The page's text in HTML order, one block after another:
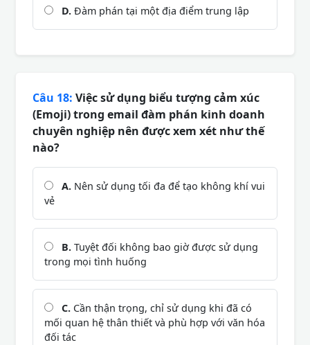
D. Đàm phán tại một địa điểm trung lập
Câu 18: Việc sử dụng biểu tượng cảm xúc
(Emoji) trong email đàm phán kinh doanh
chuyên nghiệp nên được xem xét như thế
nào?
A. Nên sử dụng tối đa để tạo không khí vui
vẻ
B. Tuyệt đối không bao giờ được sử dụng
trong mọi tình huống
C. Cần thận trọng, chỉ sử dụng khi đã có
mối quan hệ thân thiết và phù hợp với văn hóa
đối tác